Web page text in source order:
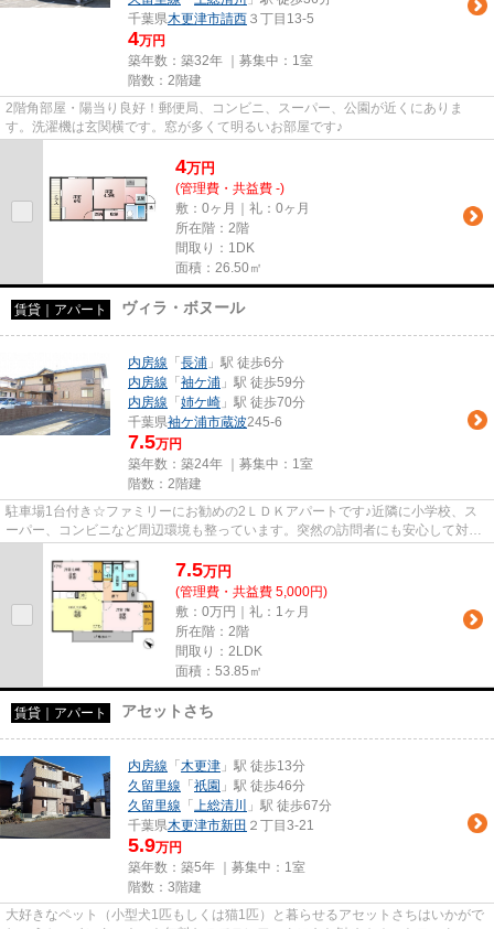
千葉県木更津市請西 ３丁目13-5
4万円
築年数：築32年 ｜募集中： 1室
階数：2階建
2階角部屋・陽当り良好！郵便局、コンビニ、スーパー、公園が近くにありま
す。洗濯機は玄関横です。窓が多くて明るいお部屋です♪
4万円
(管理費・共益費 -)
敷：0ヶ月｜礼：0ヶ月
所在階：2階
間取り：1DK
面積：26.50㎡
賃貸｜アパート ヴィラ・ボヌール
内房線 「 長浦 」駅 徒歩6分
内房線 「 袖ケ浦 」駅 徒歩59分
内房線 「 姉ケ崎 」駅 徒歩70分
千葉県袖ケ浦市蔵波245-6
7.5万円
築年数：築24年 ｜募集中： 1室
階数：2階建
駐車場1台付き☆ファミリーにお勧めの2ＬＤＫアパートです♪近隣に小学校、ス
ーパー、コンビニなど周辺環境も整っています。突然の訪問者にも安心して対応
7.5万円
(管理費・共益費 5,000円)
敷：0万円｜礼：1ヶ月
所在階：2階
間取り：2LDK
面積：53.85㎡
賃貸｜アパート アセットさち
内房線 「 木更津 」駅 徒歩13分
久留里線 「 祇園 」駅 徒歩46分
久留里線 「 上総清川
」駅 徒歩67分
千葉県木更津市新田 ２丁目3-21
5.9万円
築年数：築5年 ｜募集中： 1室
階数：3階建
大好きなペット（小型犬1匹もしくは猫1匹）と暮らせるアセットさちはいかがで